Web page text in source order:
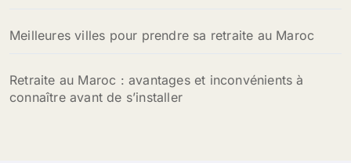
Meilleures villes pour prendre sa retraite au Maroc
Retraite au Maroc : avantages et inconvénients à
connaître avant de s’installer